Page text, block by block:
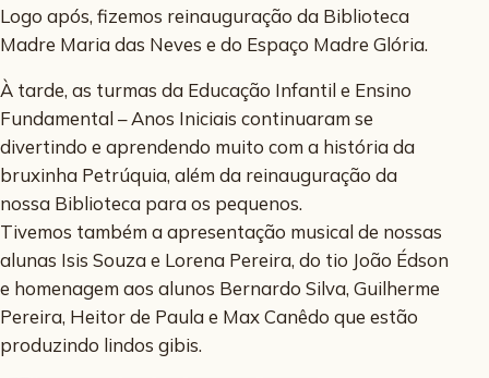
Logo após, fizemos reinauguração da Biblioteca
Madre Maria das Neves e do Espaço Madre Glória.
À tarde, as turmas da Educação Infantil e Ensino
Fundamental – Anos Iniciais continuaram se
divertindo e aprendendo muito com a história da
bruxinha Petrúquia, além da reinauguração da
nossa Biblioteca para os pequenos.
Tivemos também a apresentação musical de nossas
alunas Isis Souza e Lorena Pereira, do tio João Édson
e homenagem aos alunos Bernardo Silva, Guilherme
Pereira, Heitor de Paula e Max Canêdo que estão
produzindo lindos gibis.